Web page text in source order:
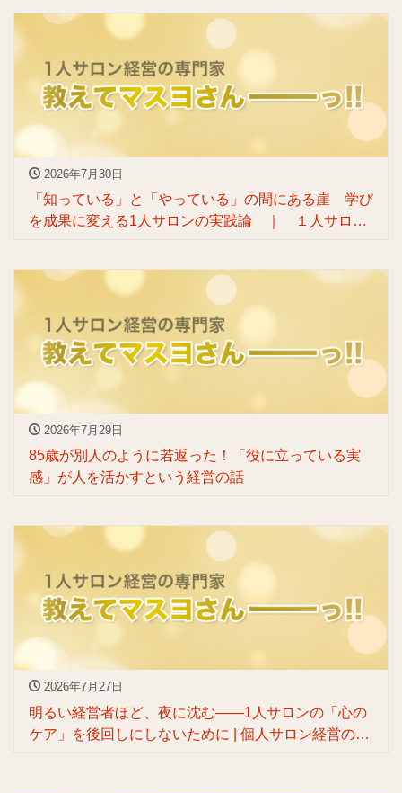
2026年7月30日
「知っている」と「やっている」の間にある崖 学び
を成果に変える1人サロンの実践論 ｜ １人サロン
2026年7月29日
85歳が別人のように若返った！「役に立っている実
感」が人を活かすという経営の話
2026年7月27日
明るい経営者ほど、夜に沈む——1人サロンの「心の
ケア」を後回しにしないために | 個人サロン経営の専